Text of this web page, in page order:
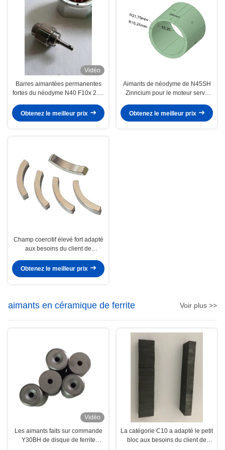
Vidéo
Barres aimantées permanentes
fortes du néodyme N40 F10x 2.5x
moteur
Obtenez le meilleur prix
Aimants de néodyme de N45SH
Zinncium pour le moteur servo
2048
Obtenez le meilleur prix
Champ coercitif élevé fort adapté
aux besoins du client de
de moteur
Obtenez le meilleur prix
aimants en céramique de ferrite Voir plus >>
Vidéo
Les aimants faits sur commande
Y30BH de disque de ferrite
La catégorie C10 a adapté le petit
bloc aux besoins du client de